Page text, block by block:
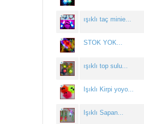
ışıklı taç minie...
STOK YOK...
ışıklı top sulu...
Işıklı Kirpi yoyo...
Işıklı Sapan...